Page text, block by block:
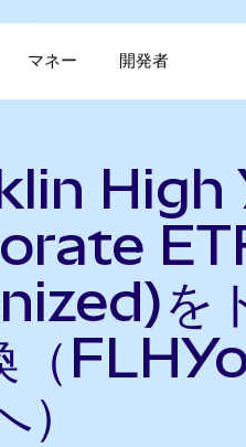
マネー 開発者
High
を
（